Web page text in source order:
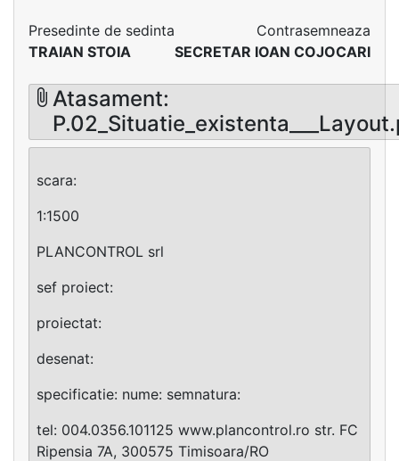
Presedinte de sedinta
TRAIAN STOIA
Contrasemneaza
SECRETAR IOAN COJOCARI
Atasament:
scara:
1:1500
PLANCONTROL srl
sef proiect:
proiectat:
desenat:
specificatie: nume: semnatura:
tel: 004.0356.101125 www.plancontrol.ro str. FC
Ripensia 7A, 300575 Timisoara/RO